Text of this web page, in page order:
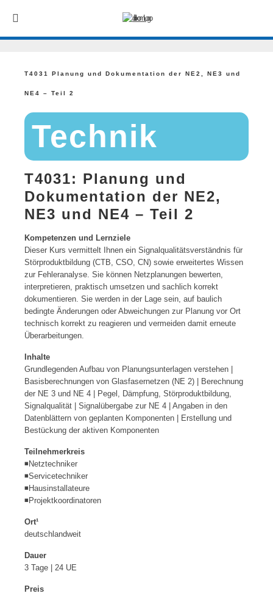
T4031 Planung und Dokumentation der NE2, NE3 und
NE4 – Teil 2
Technik
T4031: Planung und
Dokumentation der NE2,
NE3 und NE4 – Teil 2
Kompetenzen und Lernziele
Dieser Kurs vermittelt Ihnen ein Signalqualitätsverständnis für
Störproduktbildung (CTB, CSO, CN) sowie erweitertes Wissen
zur Fehleranalyse. Sie können Netzplanungen bewerten,
interpretieren, praktisch umsetzen und sachlich korrekt
dokumentieren. Sie werden in der Lage sein, auf baulich
bedingte Änderungen oder Abweichungen zur Planung vor Ort
technisch korrekt zu reagieren und vermeiden damit erneute
Überarbeitungen.
Inhalte
Grundlegenden Aufbau von Planungsunterlagen verstehen |
Basisberechnungen von Glasfasernetzen (NE 2) | Berechnung
der NE 3 und NE 4 | Pegel, Dämpfung, Störproduktbildung,
Signalqualität | Signalübergabe zur NE 4 | Angaben in den
Datenblättern von geplanten Komponenten | Erstellung und
Bestückung der aktiven Komponenten
Teilnehmerkreis
◾Netztechniker
◾Servicetechniker
◾Hausinstallateure
◾Projektkoordinatoren
Ort¹
deutschlandweit
Dauer
3 Tage | 24 UE
Preis